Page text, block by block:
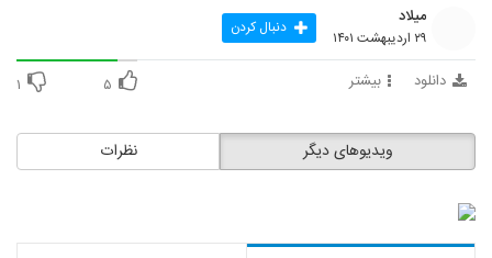
میلاد
۲۹ اردیبهشت ۱۴۰۱ دنبال کردن
دانلود بیشتر ۵ ۱
نظرات ویدیوهای دیگر